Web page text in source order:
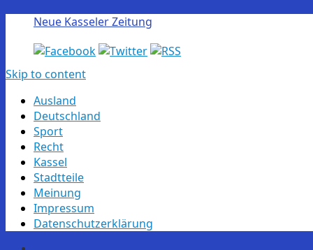
Neue Kasseler Zeitung
Skip to content
Ausland
Deutschland
Sport
Recht
Kassel
Stadtteile
Meinung
Impressum
Datenschutzerklärung